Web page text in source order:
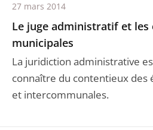
Le juge administratif et les
municipales
La juridiction administrative
connaître du contentieux des
et intercommunales.
27 mars 2014